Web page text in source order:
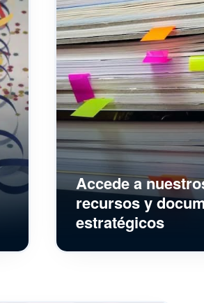
Accede a
recursos y
estratégicos